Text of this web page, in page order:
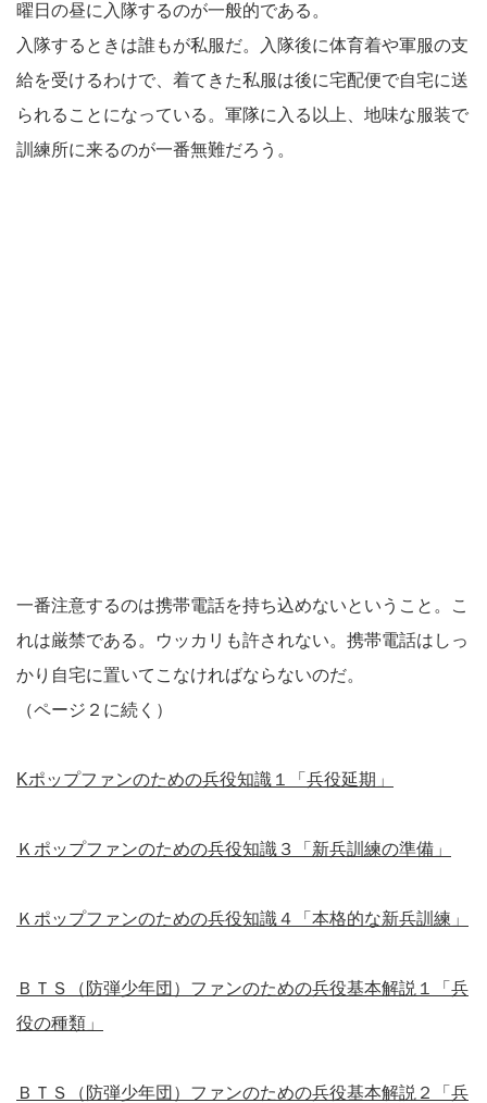
曜日の昼に入隊するのが一般的である。
入隊するときは誰もが私服だ。入隊後に体育着や軍服の支
給を受けるわけで、着てきた私服は後に宅配便で自宅に送
られることになっている。軍隊に入る以上、地味な服装で
訓練所に来るのが一番無難だろう。
一番注意するのは携帯電話を持ち込めないということ。こ
れは厳禁である。ウッカリも許されない。携帯電話はしっ
かり自宅に置いてこなければならないのだ。
（ページ２に続く）
Kポップファンのための兵役知識１「兵役延期」
Ｋポップファンのための兵役知識３「新兵訓練の準備」
Ｋポップファンのための兵役知識４「本格的な新兵訓練」
ＢＴＳ（防弾少年団）ファンのための兵役基本解説１「兵
役の種類」
ＢＴＳ（防弾少年団）ファンのための兵役基本解説２「兵